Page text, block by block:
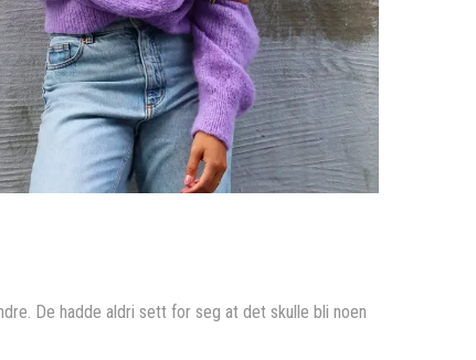
De hadde aldri sett for seg at det skulle bli noen